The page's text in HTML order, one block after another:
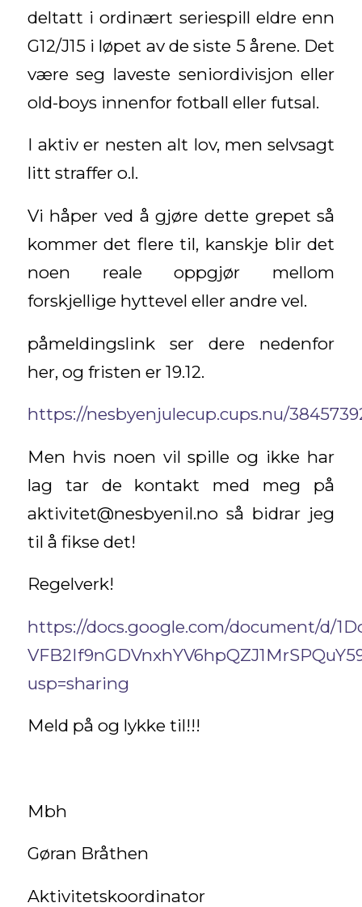
deltatt i ordinært seriespill eldre enn
G12/J15 i løpet av de siste 5 årene. Det
være seg laveste seniordivisjon eller
old-boys innenfor fotball eller futsal.
I aktiv er nesten alt lov, men selvsagt
litt straffer o.l.
Vi håper ved å gjøre dette grepet så
kommer det flere til, kanskje blir det
noen reale oppgjør mellom
forskjellige hyttevel eller andre vel.
påmeldingslink ser dere nedenfor
her, og fristen er 19.12.
https://nesbyenjulecup.cups.nu/
Men hvis noen vil spille og ikke har
lag tar de kontakt med meg på
aktivitet@nesbyenil.no så bidrar jeg
til å fikse det!
Regelverk!
https://docs.google.com/document/d/
usp=sharing
Meld på og lykke til!!!
Mbh
Gøran Bråthen
Aktivitetskoordinator